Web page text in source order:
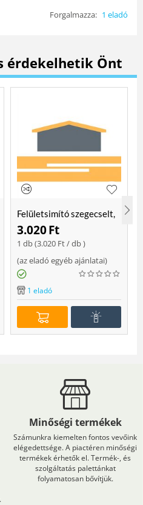
Forgalmazza: 1 eladó
érdekelhetik Önt
Felületsimító szegecselt,
rome 400mm
3.020Ft
1 db (3.020 Ft/ db )
(az eladó egyéb ajánlatai)
1 eladó
Minőségi termékek
Számunkra kiemelten fontos vevőink
elégedettsége. A piactéren minőségi
termékek érhetők el. Termék-, és
szolgáltatás palettánkat
folyamatosan bővítjük.